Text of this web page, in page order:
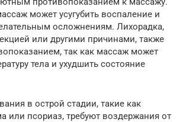
может усугубить воспаление и
осложнениям. Лихорадка,
или другими причинами, также
так как массаж может
тела и ухудшить состояние
в острой стадии, такие как
или псориаз, требуют воздержания от